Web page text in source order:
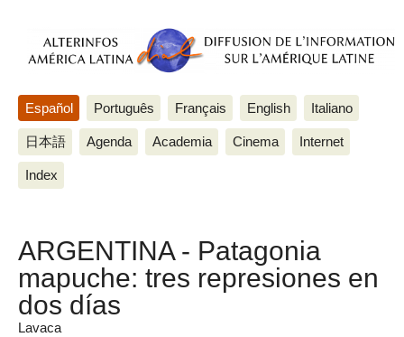
Español Português Français English Italiano
日本語 Agenda Academia Cinema Internet
Index
ARGENTINA - Patagonia
mapuche: tres represiones en
dos días
Lavaca